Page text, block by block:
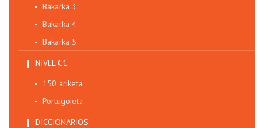
Bakarka 3
Bakarka 4
Bakarka 5
NIVEL C1
150 ariketa
Portugoieta
DICCIONARIOS